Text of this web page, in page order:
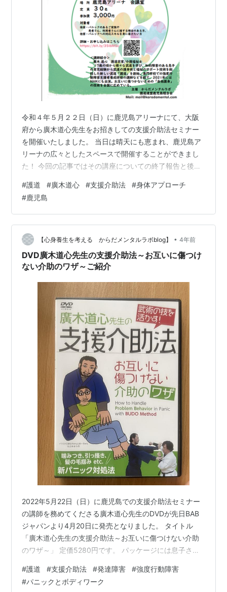
令和４年５月２２日（日）に鹿児島アリーナにて、大阪
府から廣木道心先生をお招きしての支援介助法セミナー
を開催いたしました。 当日は晴天にも恵まれ、鹿児島ア
リーナの広々としたスペースで開催することができまし
た！ 今回の記事ではその講座についての終了報告と後日
#護道 #廣木道心 #支援介助法 #身体アプローチ
#鹿児島
【心身養生を考える からだメンタルラボblog】 • 4年前
DVD廣木道心先生の支援介助法～お互いに傷つけ
ない介助のワザ～ご紹介
2022年5月22日（日）に鹿児島での支援介助法セミナー
の講師を務めてくださる廣木道心先生のDVDが先日BAB
ジャパンより4月20日に発売となりました。 タイトル
「廣木道心先生の支援介助法～お互いに傷つけない介助
のワザ～」 定価5280円です。 パッケージには息子さん
けている絵が描かれており、この技法を心地よいものと
感じていることが伝わってきます。 DVDの内容 前半 後
#護道 #支援介助法 #発達障害 #強度行動障害
#パニックとボディワーク